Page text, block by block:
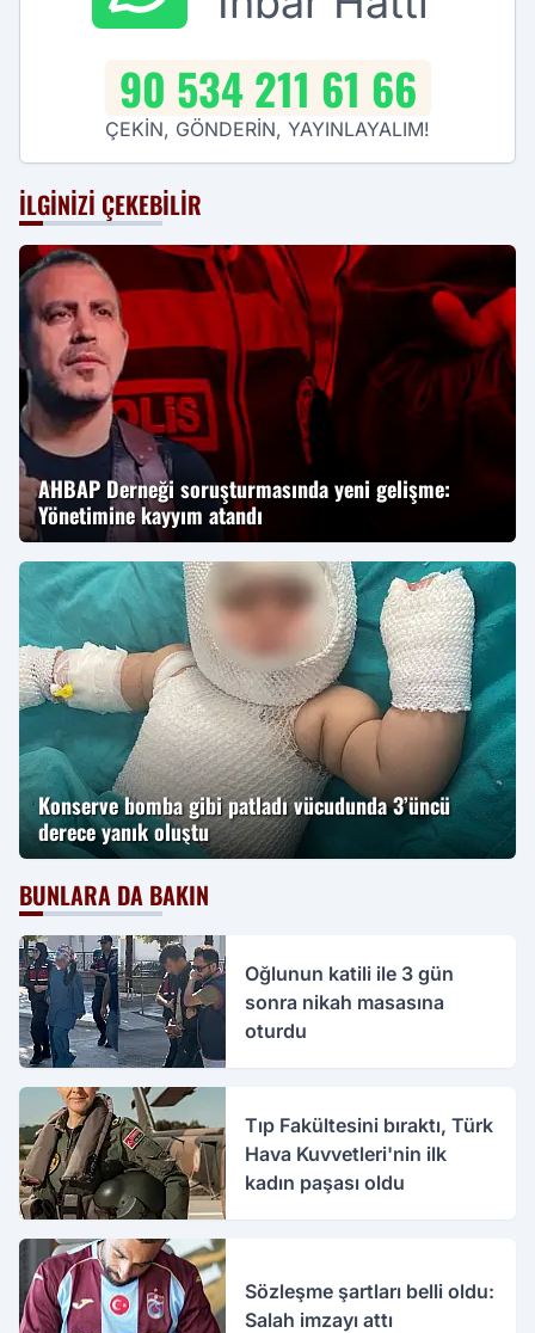
90 534 211 61 66
ÇEKİN, GÖNDERİN, YAYINLAYALIM!
İLGINIZI ÇEKEBILIR
AHBAP Derneği soruşturmasında yeni gelişme:
Yönetimine kayyım atandı
Konserve bomba gibi patladı vücudunda 3’üncü
derece yanık oluştu
BUNLARA DA BAKIN
Oğlunun katili ile 3 gün
sonra nikah masasına
oturdu
Tıp Fakültesini bıraktı, Türk
Hava Kuvvetleri'nin ilk
kadın paşası oldu
Sözleşme şartları belli oldu:
Salah imzayı attı